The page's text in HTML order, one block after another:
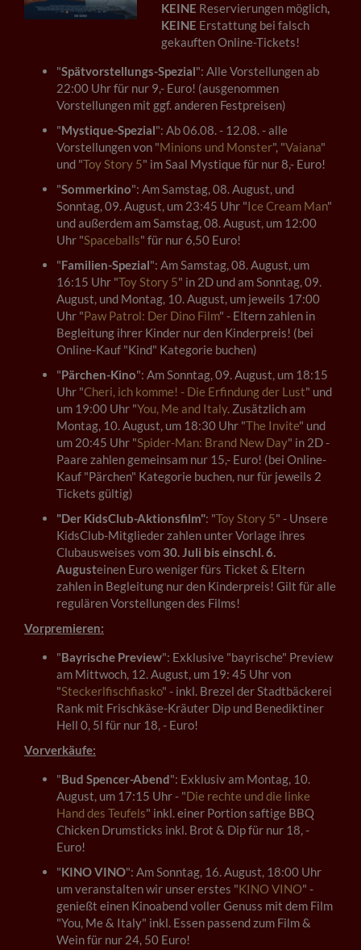
KEINE Reservierungen möglich,
KEINE Erstattung bei falsch
gekauften Online-Tickets!
"Spätvorstellungs-Spezial": Alle Vorstellungen ab
22:00 Uhr für nur 9,- Euro! (ausgenommen
Vorstellungen mit ggf. anderen Festpreisen)
"Mystique-Spezial": Ab 06.08. - 12.08. - alle
Vorstellungen von "Minions und Monster", "Vaiana"
und "Toy Story 5" im Saal Mystique für nur 8,- Euro!
"Sommerkino": Am Samstag, 08. August, und
Sonntag, 09. August, um 23:45 Uhr "Ice Cream Man"
und außerdem am Samstag, 08. August, um 12:00
Uhr "Spaceballs" für nur 6,50 Euro!
"Familien-Spezial": Am Samstag, 08. August, um
16:15 Uhr "Toy Story 5" in 2D und am Sonntag, 09.
August, und Montag, 10. August, um jeweils 17:00
Uhr "Paw Patrol: Der Dino Film" - Eltern zahlen in
Begleitung ihrer Kinder nur den Kinderpreis! (bei
Online-Kauf "Kind" Kategorie buchen)
"Pärchen-Kino": Am Sonntag, 09. August, um 18:15
Uhr "Cheri, ich komme! - Die Erfindung der Lust" und
um 19:00 Uhr "You, Me and Italy. Zusätzlich am
Montag, 10. August, um 18:30 Uhr "The Invite" und
um 20:45 Uhr "Spider-Man: Brand New Day" in 2D -
Paare zahlen gemeinsam nur 15,- Euro! (bei Online-
Kauf "Pärchen" Kategorie buchen, nur für jeweils 2
Tickets gültig)
"Der KidsClub-Aktionsfilm": "Toy Story 5" - Unsere
KidsClub-Mitglieder zahlen unter Vorlage ihres
Clubausweises vom 30. Juli bis einschl. 6.
Augusteinen Euro weniger fürs Ticket & Eltern
zahlen in Begleitung nur den Kinderpreis! Gilt für alle
regulären Vorstellungen des Films!
Vorpremieren:
"Bayrische Preview": Exklusive "bayrische" Preview
am Mittwoch, 12. August, um 19: 45 Uhr von
"Steckerlfischfiasko" - inkl. Brezel der Stadtbäckerei
Rank mit Frischkäse-Kräuter Dip und Benediktiner
Hell 0, 5l für nur 18, - Euro!
Vorverkäufe:
"Bud Spencer-Abend": Exklusiv am Montag, 10.
August, um 17:15 Uhr - "Die rechte und die linke
Hand des Teufels" inkl. einer Portion saftige BBQ
Chicken Drumsticks inkl. Brot & Dip für nur 18, -
Euro!
"KINO VINO": Am Sonntag, 16. August, 18:00 Uhr
um veranstalten wir unser erstes "KINO VINO" -
genießt einen Kinoabend voller Genuss mit dem Film
"You, Me & Italy" inkl. Essen passend zum Film &
Wein für nur 24, 50 Euro!